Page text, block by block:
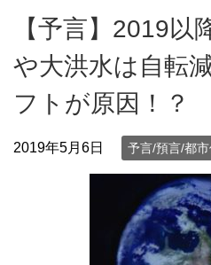
【予言】2019以
や大洪水は自転
フトが原因！？
2019年5月6日 予言/預言/都市